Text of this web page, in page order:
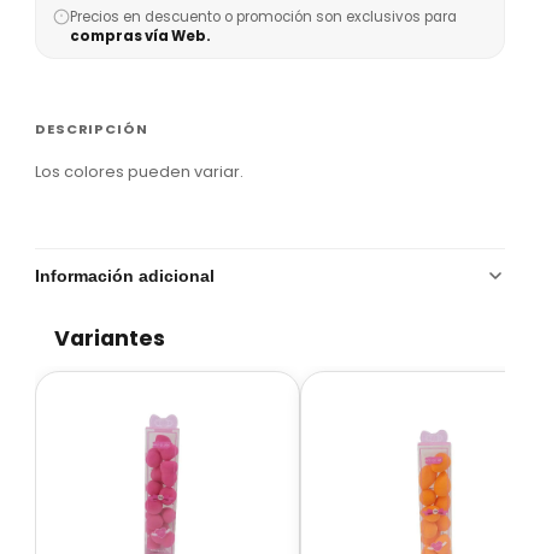
Precios en descuento o promoción son exclusivos para
compras vía Web.
DESCRIPCIÓN
Los colores pueden variar.
Información adicional
Variantes